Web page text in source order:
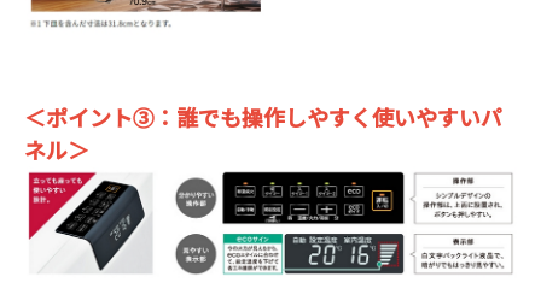
＜ポイント③：誰でも操作しやすく使いやすいパ
ネル＞